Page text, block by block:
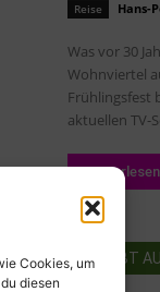
Cookies, um
diesen
Reise Hans-
Was vor 30
Wohnviertel
Frühlingsfest
aktuellen TV-
Weiterlesen
BELIEBT